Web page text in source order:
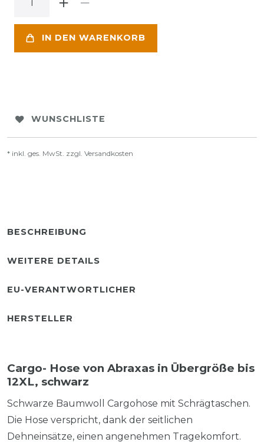
IN DEN WARENKORB
WUNSCHLISTE
* inkl. ges. MwSt. zzgl. Versandkosten
BESCHREIBUNG
WEITERE DETAILS
EU-VERANTWORTLICHER
HERSTELLER
Cargo- Hose von Abraxas in Übergröße bis
12XL, schwarz
Schwarze Baumwoll Cargohose mit Schrägtaschen.
Die Hose verspricht, dank der seitlichen
Dehneinsätze, einen angenehmen Tragekomfort.